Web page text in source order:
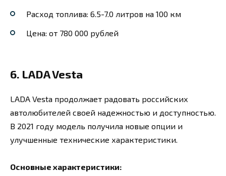
Расход топлива: 6.5-7.0 литров на 100 км
Цена: от 780 000 рублей
6. LADA Vesta
LADA Vesta продолжает радовать российских
автолюбителей своей надежностью и доступностью.
В 2021 году модель получила новые опции и
улучшенные технические характеристики.
Основные характеристики: